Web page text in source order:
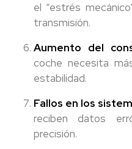
el “estrés
transmisión.
Aumento del
coche necesita
estabilidad.
Fallos en los
reciben datos
precisión.